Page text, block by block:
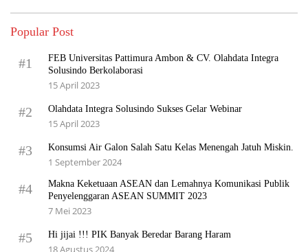
Popular Post
#1
FEB Universitas Pattimura Ambon & CV. Olahdata Integra
Solusindo Berkolaborasi
15 April 2023
#2 Olahdata Integra Solusindo Sukses Gelar Webinar
15 April 2023
#3 Konsumsi Air Galon Salah Satu Kelas Menengah Jatuh Miskin.
1 September 2024
#4
Makna Keketuaan ASEAN dan Lemahnya Komunikasi Publik
Penyelenggaran ASEAN SUMMIT 2023
7 Mei 2023
#5 Hi jijai !!! PIK Banyak Beredar Barang Haram
18 Agustus 2024